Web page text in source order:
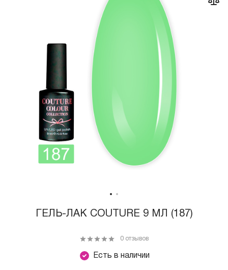
ГЕЛЬ-ЛАК COUTURE 9 МЛ (187)
Есть в наличии
0 отзывов